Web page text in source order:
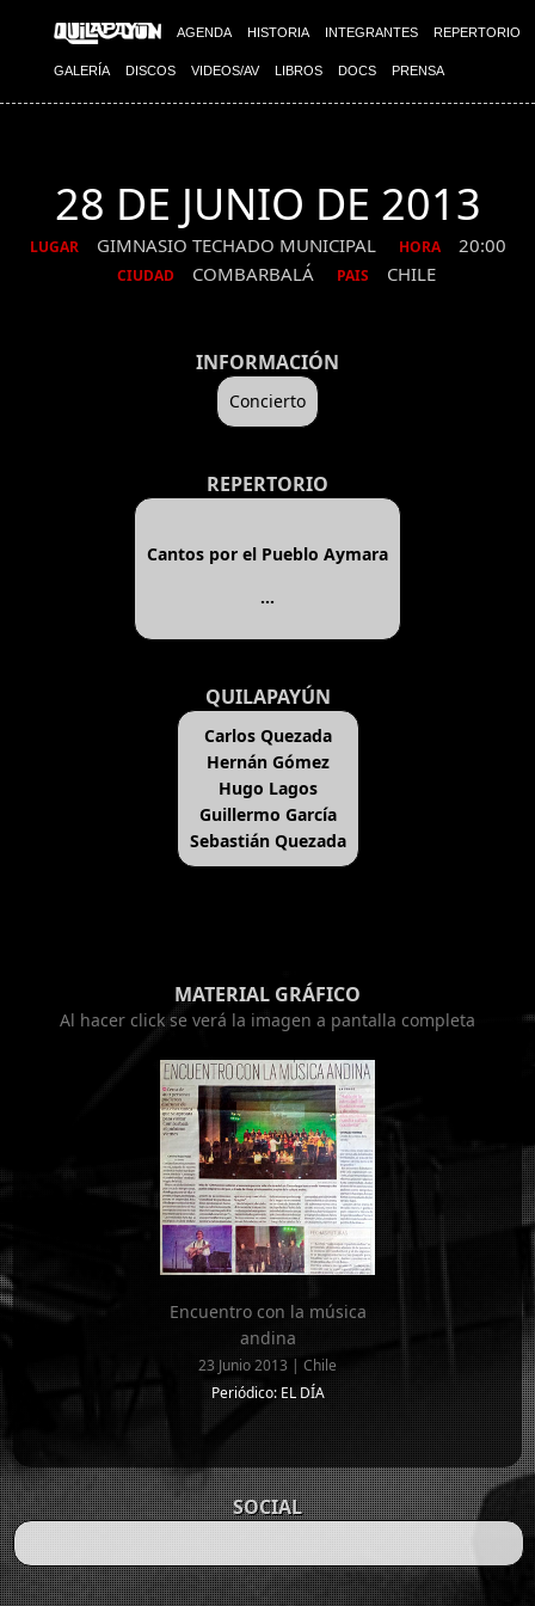
AGENDA HISTORIA INTEGRANTES REPERTORIO
GALERÍA DISCOS VIDEOS/AV LIBROS DOCS PRENSA
28 DE JUNIO DE 2013
LUGAR GIMNASIO TECHADO MUNICIPAL HORA 20:00
CIUDAD COMBARBALÁ PAIS CHILE
INFORMACIÓN
Concierto
REPERTORIO
Cantos por el Pueblo Aymara
...
QUILAPAYÚN
Carlos Quezada
Hernán Gómez
Hugo Lagos
Guillermo García
Sebastián Quezada
MATERIAL GRÁFICO
Al hacer click se verá la imagen a pantalla completa
Encuentro con la música
andina
23 Junio 2013 | Chile
Periódico: EL DÍA
SOCIAL